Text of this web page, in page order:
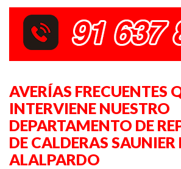
AVERÍAS FRECUENTES
INTERVIENE NUESTRO
DEPARTAMENTO DE
DE CALDERAS SAUNIER
ALALPARDO